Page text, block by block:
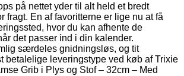
på nettet yder til alt held et bredt
fragt. En af favoritterne er lige nu at få
hvor du kan afhente de
det passer ind i din kalender.
særdeles gnidningsløs, og tit
betalelige leveringstype ved køb af Trixie
Grib i Plys og Stof – 32cm – Med